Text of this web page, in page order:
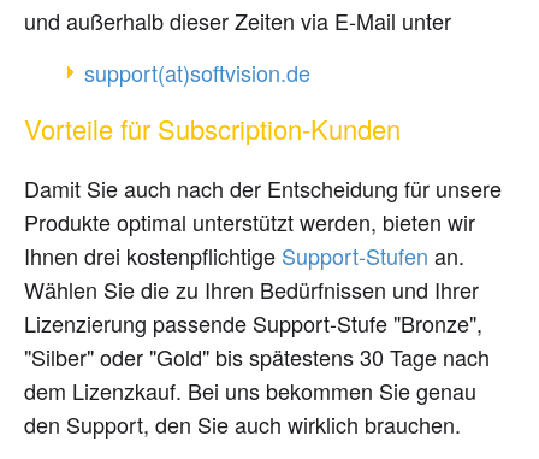
und außerhalb dieser Zeiten via E-Mail unter
ed.noisivtfos(ta)troppus
Vorteile für Subscription-Kunden
Damit Sie auch nach der Entscheidung für unsere
Produkte optimal unterstützt werden, bieten wir
Ihnen drei kostenpflichtige Support-Stufen an.
Wählen Sie die zu Ihren Bedürfnissen und Ihrer
Lizenzierung passende Support-Stufe "Bronze",
"Silber" oder "Gold" bis spätestens 30 Tage nach
dem Lizenzkauf. Bei uns bekommen Sie genau
den Support, den Sie auch wirklich brauchen.